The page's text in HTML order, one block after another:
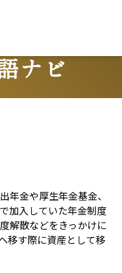
ナビ
年金や厚生年金基金、
加入していた年金制度
解散などをきっかけに
移す際に資産として移